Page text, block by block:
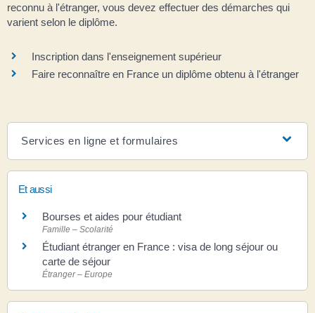
reconnu à l'étranger, vous devez effectuer des démarches qui
varient selon le diplôme.
Inscription dans l'enseignement supérieur
Faire reconnaître en France un diplôme obtenu à l'étranger
Services en ligne et formulaires
Et aussi
Bourses et aides pour étudiant
Famille – Scolarité
Étudiant étranger en France : visa de long séjour ou
carte de séjour
Étranger – Europe